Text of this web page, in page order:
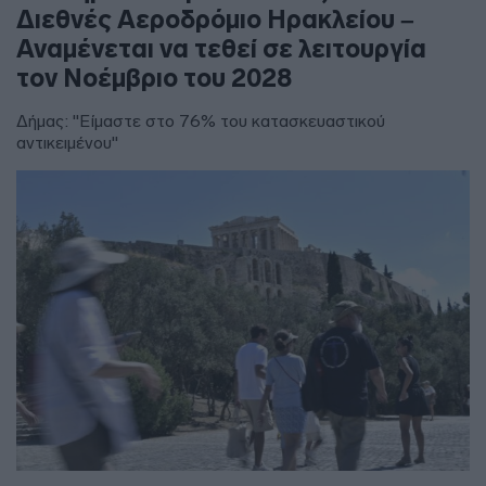
Διεθνές Αεροδρόμιο Ηρακλείου –
Αναμένεται να τεθεί σε λειτουργία
τον Νοέμβριο του 2028
Δήμας: "Είμαστε στο 76% του κατασκευαστικού
αντικειμένου"